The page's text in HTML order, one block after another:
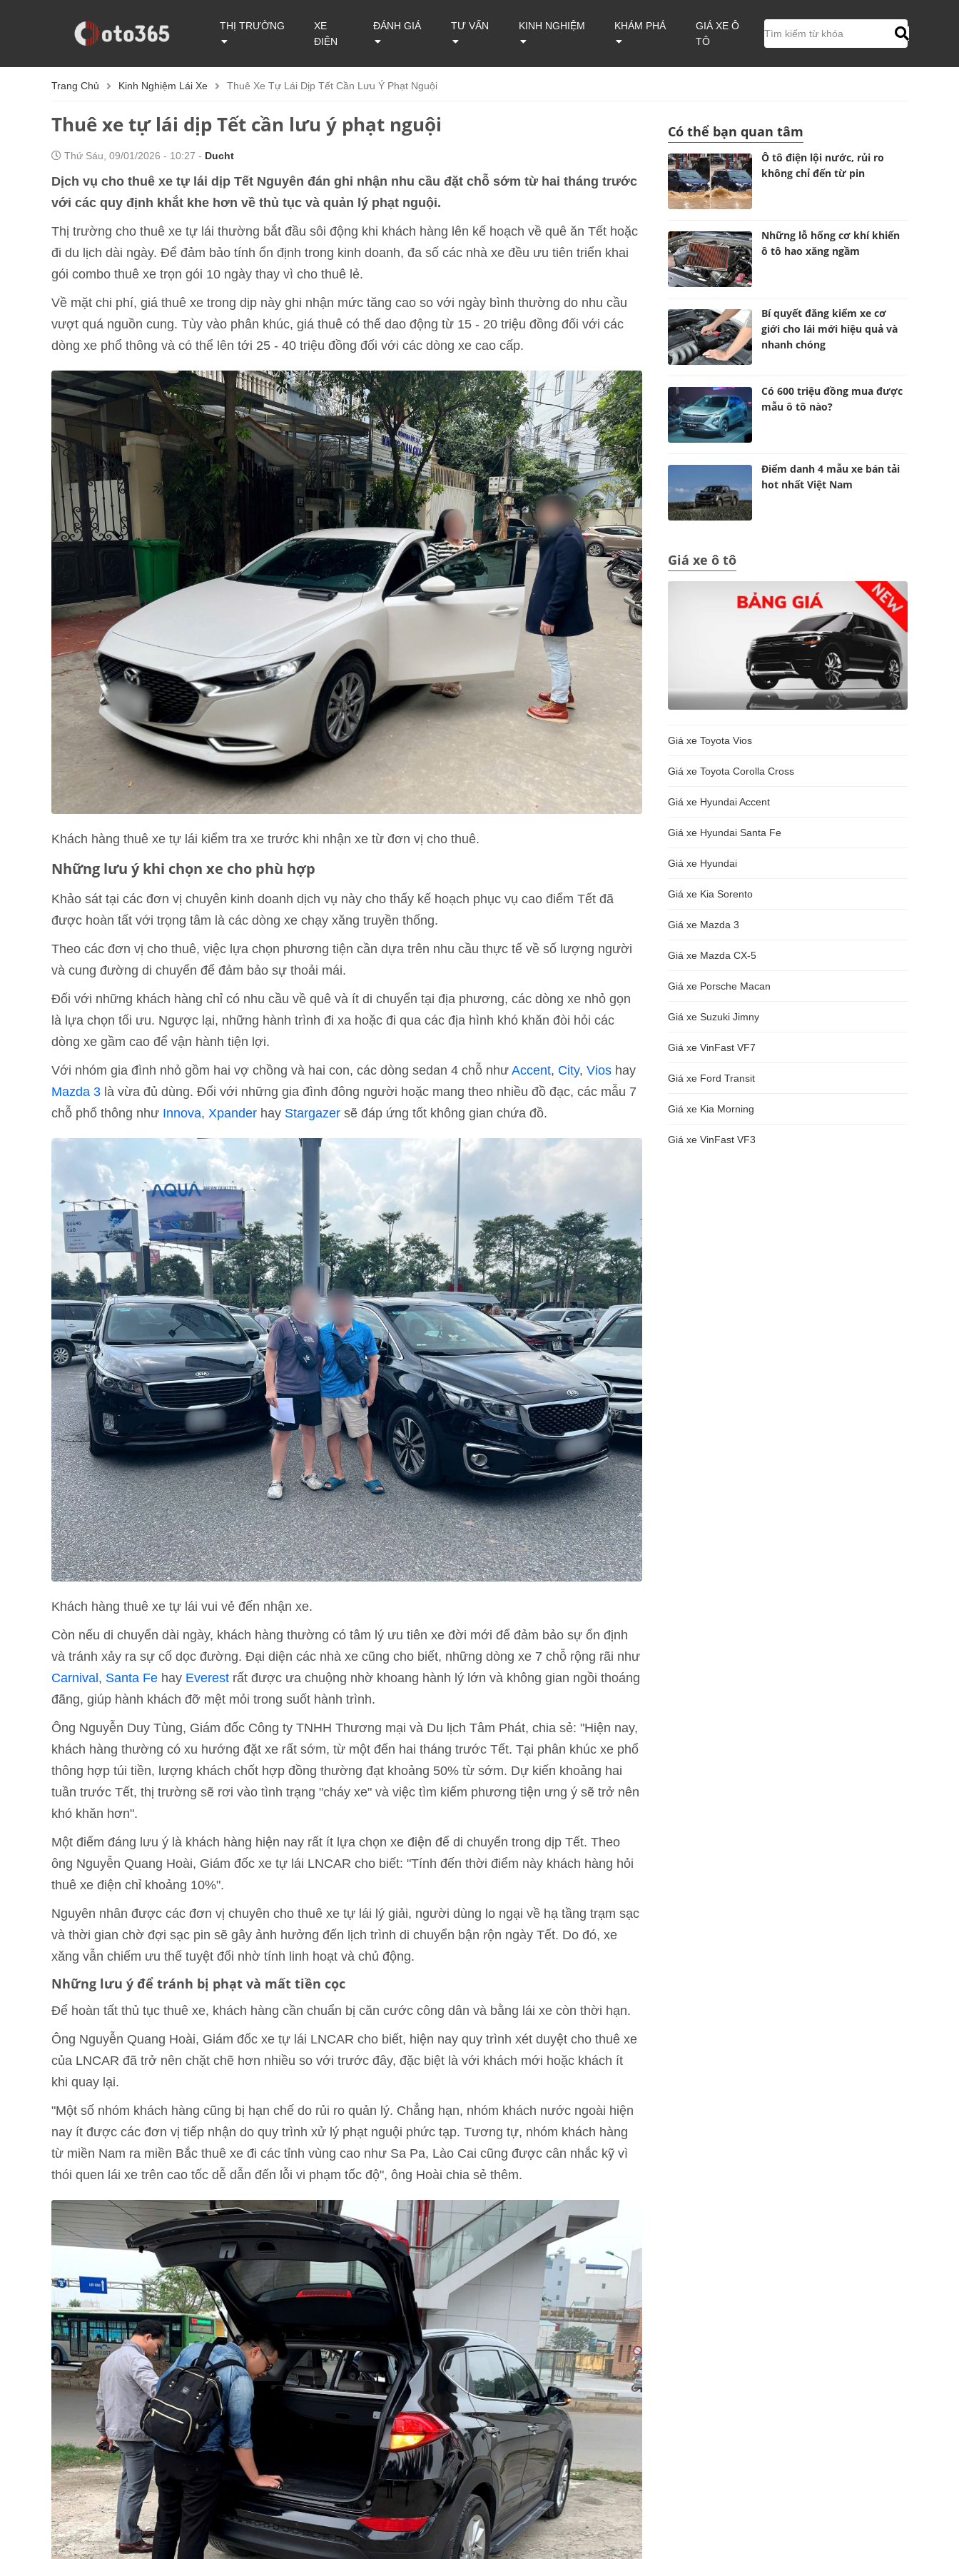
THỊ TRƯỜNG
XE
ĐIỆN
ĐÁNH GIÁ TƯ VẤN KINH NGHIỆM KHÁM PHÁ
GIÁ XE Ô
TÔ
Trang Chủ Kinh Nghiệm Lái Xe Thuê Xe Tự Lái Dịp Tết Cần Lưu Ý Phạt Nguội
Thuê xe tự lái dịp Tết cần lưu ý phạt nguội
Thứ Sáu, 09/01/2026 - 10:27 - Ducht
Dịch vụ cho thuê xe tự lái dịp Tết Nguyên đán ghi nhận nhu cầu đặt chỗ sớm từ hai tháng trước
với các quy định khắt khe hơn về thủ tục và quản lý phạt nguội.
Thị trường cho thuê xe tự lái thường bắt đầu sôi động khi khách hàng lên kế hoạch về quê ăn Tết hoặc
đi du lịch dài ngày. Để đảm bảo tính ổn định trong kinh doanh, đa số các nhà xe đều ưu tiên triển khai
gói combo thuê xe trọn gói 10 ngày thay vì cho thuê lẻ.
Về mặt chi phí, giá thuê xe trong dịp này ghi nhận mức tăng cao so với ngày bình thường do nhu cầu
vượt quá nguồn cung. Tùy vào phân khúc, giá thuê có thể dao động từ 15 - 20 triệu đồng đối với các
dòng xe phổ thông và có thể lên tới 25 - 40 triệu đồng đối với các dòng xe cao cấp.
Khách hàng thuê xe tự lái kiểm tra xe trước khi nhận xe từ đơn vị cho thuê.
Những lưu ý khi chọn xe cho phù hợp
Khảo sát tại các đơn vị chuyên kinh doanh dịch vụ này cho thấy kế hoạch phục vụ cao điểm Tết đã
được hoàn tất với trọng tâm là các dòng xe chạy xăng truyền thống.
Theo các đơn vị cho thuê, việc lựa chọn phương tiện cần dựa trên nhu cầu thực tế về số lượng người
và cung đường di chuyển để đảm bảo sự thoải mái.
Đối với những khách hàng chỉ có nhu cầu về quê và ít di chuyển tại địa phương, các dòng xe nhỏ gọn
là lựa chọn tối ưu. Ngược lại, những hành trình đi xa hoặc đi qua các địa hình khó khăn đòi hỏi các
dòng xe gầm cao để vận hành tiện lợi.
Với nhóm gia đình nhỏ gồm hai vợ chồng và hai con, các dòng sedan 4 chỗ như Accent, City, Vios hay
Mazda 3 là vừa đủ dùng. Đối với những gia đình đông người hoặc mang theo nhiều đồ đạc, các mẫu 7
chỗ phổ thông như Innova, Xpander hay Stargazer sẽ đáp ứng tốt không gian chứa đồ.
Khách hàng thuê xe tự lái vui vẻ đến nhận xe.
Còn nếu di chuyển dài ngày, khách hàng thường có tâm lý ưu tiên xe đời mới để đảm bảo sự ổn định
và tránh xảy ra sự cố dọc đường. Đại diện các nhà xe cũng cho biết, những dòng xe 7 chỗ rộng rãi như
Carnival , Santa Fe hay Everest rất được ưa chuộng nhờ khoang hành lý lớn và không gian ngồi thoáng
đãng, giúp hành khách đỡ mệt mỏi trong suốt hành trình.
Ông Nguyễn Duy Tùng, Giám đốc Công ty TNHH Thương mại và Du lịch Tâm Phát, chia sẻ: "Hiện nay,
khách hàng thường có xu hướng đặt xe rất sớm, từ một đến hai tháng trước Tết. Tại phân khúc xe phổ
thông hợp túi tiền, lượng khách chốt hợp đồng thường đạt khoảng 50% từ sớm. Dự kiến khoảng hai
tuần trước Tết, thị trường sẽ rơi vào tình trạng "cháy xe" và việc tìm kiếm phương tiện ưng ý sẽ trở nên
khó khăn hơn".
Một điểm đáng lưu ý là khách hàng hiện nay rất ít lựa chọn xe điện để di chuyển trong dịp Tết. Theo
ông Nguyễn Quang Hoài, Giám đốc xe tự lái LNCAR cho biết: "Tính đến thời điểm này khách hàng hỏi
thuê xe điện chỉ khoảng 10%".
Nguyên nhân được các đơn vị chuyên cho thuê xe tự lái lý giải, người dùng lo ngại về hạ tầng trạm sạc
và thời gian chờ đợi sạc pin sẽ gây ảnh hưởng đến lịch trình di chuyển bận rộn ngày Tết. Do đó, xe
xăng vẫn chiếm ưu thế tuyệt đối nhờ tính linh hoạt và chủ động.
Những lưu ý để tránh bị phạt và mất tiền cọc
Để hoàn tất thủ tục thuê xe, khách hàng cần chuẩn bị căn cước công dân và bằng lái xe còn thời hạn.
Ông Nguyễn Quang Hoài, Giám đốc xe tự lái LNCAR cho biết, hiện nay quy trình xét duyệt cho thuê xe
của LNCAR đã trở nên chặt chẽ hơn nhiều so với trước đây, đặc biệt là với khách mới hoặc khách ít
khi quay lại.
"Một số nhóm khách hàng cũng bị hạn chế do rủi ro quản lý. Chẳng hạn, nhóm khách nước ngoài hiện
nay ít được các đơn vị tiếp nhận do quy trình xử lý phạt nguội phức tạp. Tương tự, nhóm khách hàng
từ miền Nam ra miền Bắc thuê xe đi các tỉnh vùng cao như Sa Pa, Lào Cai cũng được cân nhắc kỹ vì
thói quen lái xe trên cao tốc dễ dẫn đến lỗi vi phạm tốc độ", ông Hoài chia sẻ thêm.
Có thể bạn quan tâm
Ô tô điện lội nước, rủi ro
không chỉ đến từ pin
Những lỗ hổng cơ khí khiến
ô tô hao xăng ngầm
Bí quyết đăng kiểm xe cơ
giới cho lái mới hiệu quả và
nhanh chóng
Có 600 triệu đồng mua được
mẫu ô tô nào?
Điểm danh 4 mẫu xe bán tải
hot nhất Việt Nam
Giá xe ô tô
Giá xe Toyota Vios
Giá xe Toyota Corolla Cross
Giá xe Hyundai Accent
Giá xe Hyundai Santa Fe
Giá xe Hyundai
Giá xe Kia Sorento
Giá xe Mazda 3
Giá xe Mazda CX-5
Giá xe Porsche Macan
Giá xe Suzuki Jimny
Giá xe VinFast VF7
Giá xe Ford Transit
Giá xe Kia Morning
Giá xe VinFast VF3